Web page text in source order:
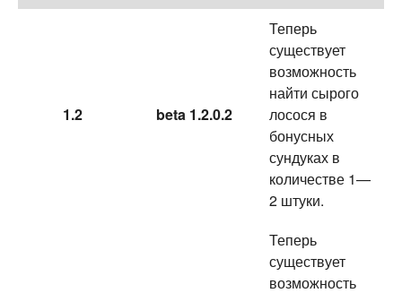
1.2 beta 1.2.0.2
Теперь
существует
возможность
найти сырого
лосося в
бонусных
сундуках в
количестве 1—
2 штуки.
Теперь
существует
возможность